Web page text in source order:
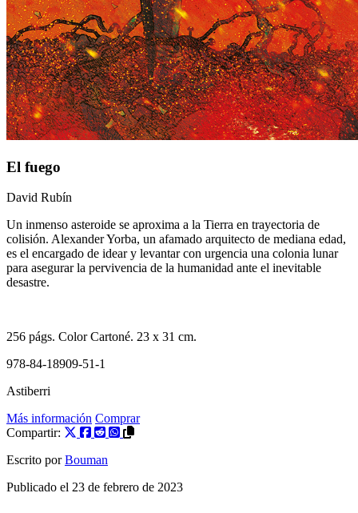
El fuego
David Rubín
Un inmenso asteroide se aproxima a la Tierra en trayectoria de
colisión. Alexander Yorba, un afamado arquitecto de mediana edad,
es el encargado de idear y levantar con urgencia una colonia lunar
para asegurar la pervivencia de la humanidad ante el inevitable
desastre.
256 págs. ColorCartoné. 23 x 31 cm.
978-84-18909-51-1
Astiberri
Más información Comprar
Compartir:
Escrito por Bouman
Publicado el 23 de febrero de 2023